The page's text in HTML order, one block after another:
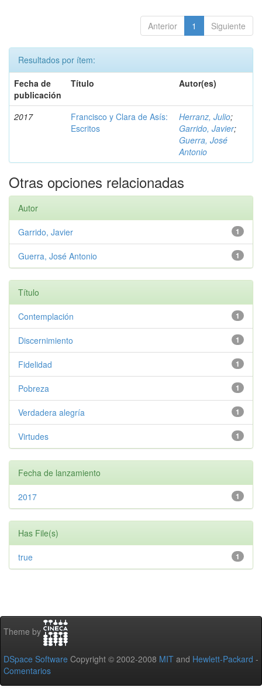
Anterior 1 Siguiente
Resultados por ítem:
Fecha de
publicación
Título Autor(es)
2017
Francisco y Clara de Asís:
Escritos
Herranz, Julio;
Garrido, Javier;
Guerra, José
Antonio
Otras opciones relacionadas
Autor
1
Garrido, Javier
1
Guerra, José Antonio
Título
1
Contemplación
1
Discernimiento
1
Fidelidad
1
Pobreza
1
Verdadera alegría
1
Virtudes
Fecha de lanzamiento
1
2017
Has File(s)
1
true
Theme by
DSpace Software Copyright © 2002-2008 MIT and Hewlett-Packard -
Comentarios